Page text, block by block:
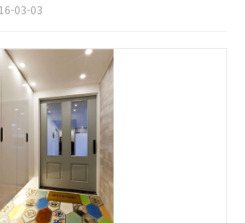
아이 방 느낌의 인테리어를 좋아하는 민주 씨
03-03